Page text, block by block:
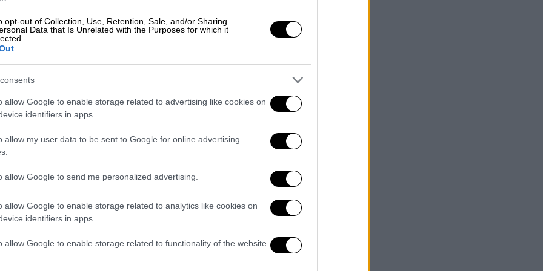
opt-out of Collection, Use, Retention, Sale, and/or Sharing
Data that Is Unrelated with the Purposes for which it
allow Google to enable storage related to advertising like cookies on
identifiers in apps.
allow my user data to be sent to Google for online advertising
allow Google to send me personalized advertising.
allow Google to enable storage related to analytics like cookies on
identifiers in apps.
allow Google to enable storage related to functionality of the website
μάλιστα, στελέχη της Αρχής
με διαρροές που έγιναν από το
ότι η Αρχή έχει ήδη αποστείλει
αιτήματα δικαστικής συνδρομής
το πρόσωπο του οποίου συνδέεται με
ήδη στα χέρια των ανακριτικών αρχών.
Αρχή , θα διαβιβαστούν στα χέρια των
Εσόδων από Εγκληματικές
των ερευνών της, η οποία τους
Οι υπαίτιοι των διαρροών